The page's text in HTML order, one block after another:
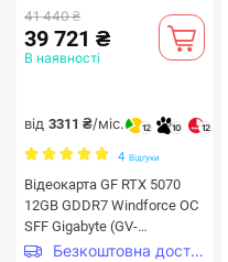
41 440 ₴
39 721 ₴
В наявності
від 3311 ₴/міс. 12 10 12
4 Відгуки
Відеокарта GF RTX 5070
12GB GDDR7 Windforce OC
SFF Gigabyte (GV-
N5070WF3OC-12GD)
Безкоштовна доставка